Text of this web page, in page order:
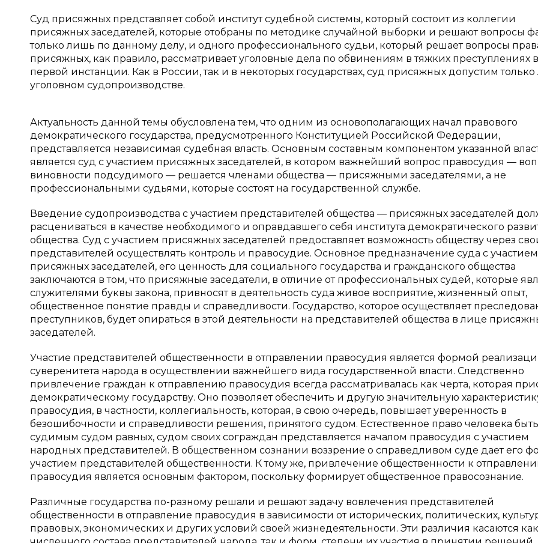
Суд присяжных представляет собой институт судебной системы, который состоит из коллегии
присяжных заседателей, которые отобраны по методике случайной выборки и решают вопросы
только лишь по данному делу, и одного профессионального судьи, который решает вопросы
присяжных, как правило, рассматривает уголовные дела по обвинениям в тяжких преступлениях в
первой инстанции. Как в России, так и в некоторых государствах, суд присяжных допустим
уголовном судопроизводстве.
Актуальность данной темы обусловлена тем, что одним из основополагающих начал правового
демократического государства, предусмотренного Конституцией Российской Федерации,
представляется независимая судебная власть. Основным составным компонентом указанной
является суд с участием присяжных заседателей, в котором важнейший вопрос правосудия —
виновности подсудимого — решается членами общества — присяжными заседателями, а не
профессиональными судьями, которые состоят на государственной службе.
Введение судопроизводства с участием представителей общества — присяжных заседателей
расцениваться в качестве необходимого и оправдавшего себя института демократического
общества. Суд с участием присяжных заседателей предоставляет возможность обществу через
представителей осуществлять контроль и правосудие. Основное предназначение суда с участием
присяжных заседателей, его ценность для социального государства и гражданского общества
заключаются в том, что присяжные заседатели, в отличие от профессиональных судей, которые
служителями буквы закона, привносят в деятельность суда живое восприятие, жизненный опыт,
общественное понятие правды и справедливости. Государство, которое осуществляет
преступников, будет опираться в этой деятельности на представителей общества в лице
заседателей.
Участие представителей общественности в отправлении правосудия является формой
суверенитета народа в осуществлении важнейшего вида государственной власти. Следственно
привлечение граждан к отправлению правосудия всегда рассматривалась как черта, которая
демократическому государству. Оно позволяет обеспечить и другую значительную
правосудия, в частности, коллегиальность, которая, в свою очередь, повышает уверенность в
безошибочности и справедливости решения, принятого судом. Естественное право человека быть
судимым судом равных, судом своих сограждан представляется началом правосудия с участием
народных представителей. В общественном сознании воззрение о справедливом суде дает его
участием представителей общественности. К тому же, привлечение общественности к
правосудия является основным фактором, поскольку формирует общественное правосознание.
Различные государства по-разному решали и решают задачу вовлечения представителей
общественности в отправление правосудия в зависимости от исторических, политических,
правовых, экономических и других условий своей жизнедеятельности. Эти различия касаются как